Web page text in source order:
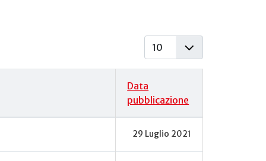
Visualizza #
Data
pubblicazione
29 Luglio 2021